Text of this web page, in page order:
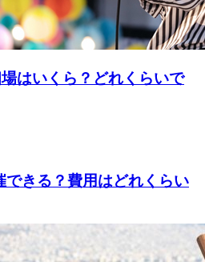
はいくら？どれくらいで
できる？費用はどれくらい